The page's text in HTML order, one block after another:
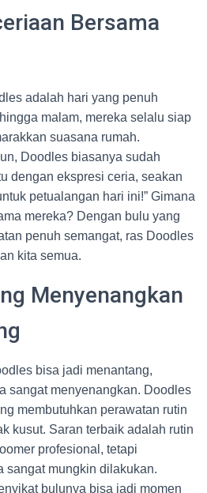
Bersama
adalah hari yang penuh
malam, mereka selalu siap
suasana rumah.
Doodles biasanya sudah
dengan ekspresi ceria, seakan
petualangan hari ini!” Gimana
mereka? Dengan bulu yang
penuh semangat, ras Doodles
kita semua.
Menyenangkan
bisa jadi menantang,
sangat menyenangkan. Doodles
membutuhkan perawatan rutin
kusut. Saran terbaik adalah rutin
profesional, tetapi
sangat mungkin dilakukan.
bulunya bisa jadi momen